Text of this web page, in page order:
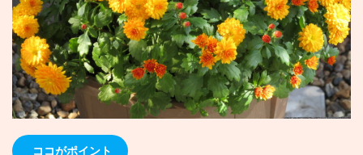
ココがポイント